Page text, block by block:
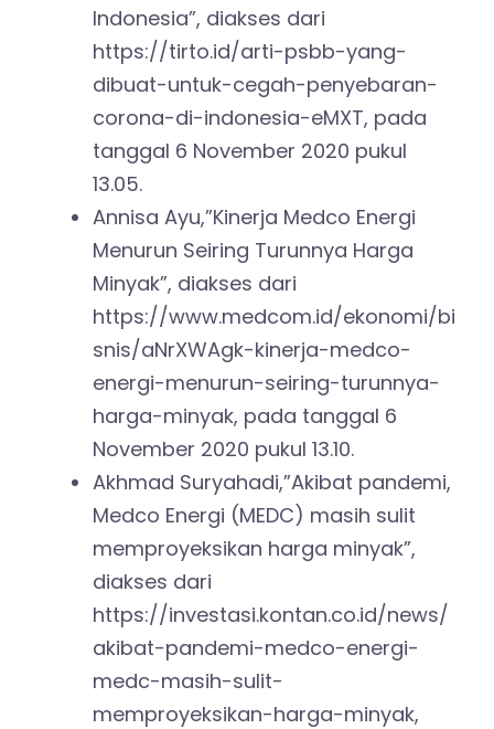
Indonesia”, diakses dari
https://tirto.id/arti-psbb-yang-
dibuat-untuk-cegah-penyebaran-
corona-di-indonesia-eMXT, pada
tanggal 6 November 2020 pukul
13.05.
Annisa Ayu,”Kinerja Medco Energi
Menurun Seiring Turunnya Harga
Minyak”, diakses dari
https://www.medcom.id/ekonomi/bi
snis/aNrXWAgk-kinerja-medco-
energi-menurun-seiring-turunnya-
harga-minyak, pada tanggal 6
November 2020 pukul 13.10.
Akhmad Suryahadi,”Akibat pandemi,
Medco Energi (MEDC) masih sulit
memproyeksikan harga minyak”,
diakses dari
https://investasi.kontan.co.id/news/
akibat-pandemi-medco-energi-
medc-masih-sulit-
memproyeksikan-harga-minyak,